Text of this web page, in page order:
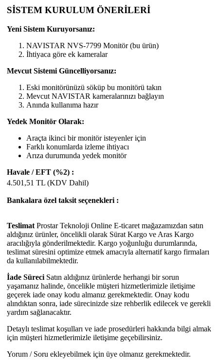
SİSTEM KURULUM ÖNERİLERİ
Yeni Sistem Kuruyorsanız:
NAVISTAR NVS-7799 Monitör (bu ürün)
İhtiyaca göre ek kameralar
Mevcut Sistemi Güncelliyorsanız:
Eski monitörünüzü söküp bu monitörü takın
Mevcut NAVISTAR kameralarınızı bağlayın
Anında kullanıma hazır
Yedek Monitör Olarak:
Araçta ikinci bir monitör isteyenler için
Farklı konumlarda izleme ihtiyacı
Arıza durumunda yedek monitör
Havale / EFT (%2) :
4.501,51 TL (KDV Dahil)
Bankalara özel taksit seçenekleri :
Teslimat Prostar Teknoloji Online E-ticaret mağazamızdan satın
aldığınız ürünler, öncelikli olarak Sürat Kargo ve Aras Kargo
aracılığıyla gönderilmektedir. Kargo yoğunluğu durumlarında,
teslimat süresini optimize etmek amacıyla alternatif kargo firmaları
da kullanılabilmektedir.
İade Süreci Satın aldığınız ürünlerde herhangi bir sorun
yaşamanız halinde, öncelikle müşteri hizmetlerimizle iletişime
geçerek iade onay kodu almanız gerekmektedir. Onay kodu
alındıktan sonra, iade sürecinizde size rehberlik edilecek ve gerekli
yardım sağlanacaktır.
Detaylı teslimat koşulları ve iade prosedürleri hakkında bilgi almak
için müşteri hizmetlerimizle iletişime geçebilirsiniz.
Yorum / Soru ekleyebilmek için üye olmanız gerekmektedir.